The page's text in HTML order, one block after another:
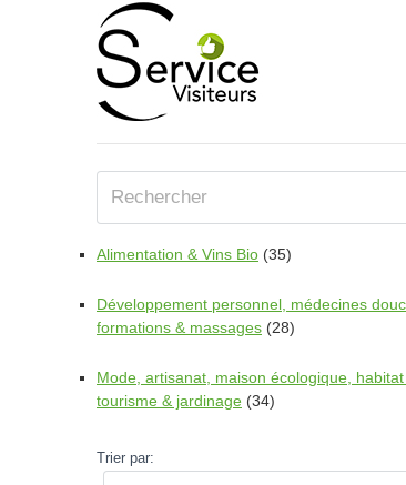
Alimentation & Vins Bio (35)
Développement personnel, médecines
formations & massages (28)
Mode, artisanat, maison écologique, habitat
tourisme & jardinage (34)
Trier par: